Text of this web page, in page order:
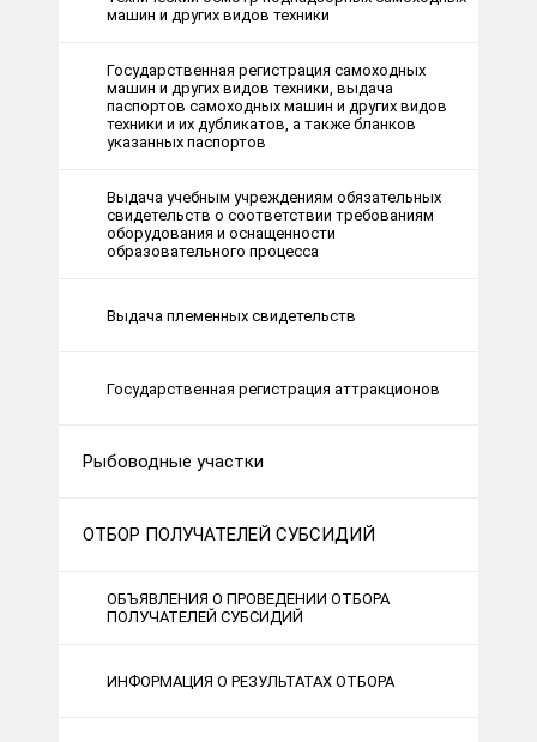
машин и других видов техники
Государственная регистрация самоходных
машин и других видов техники, выдача
паспортов самоходных машин и других видов
техники и их дубликатов, а также бланков
указанных паспортов
Выдача учебным учреждениям обязательных
свидетельств о соответствии требованиям
оборудования и оснащенности
образовательного процесса
Выдача племенных свидетельств
Государственная регистрация аттракционов
Рыбоводные участки
ОТБОР ПОЛУЧАТЕЛЕЙ СУБСИДИЙ
ОБЪЯВЛЕНИЯ О ПРОВЕДЕНИИ ОТБОРА
ПОЛУЧАТЕЛЕЙ СУБСИДИЙ
ИНФОРМАЦИЯ О РЕЗУЛЬТАТАХ ОТБОРА